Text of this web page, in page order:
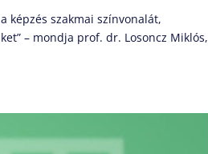
képzés szakmai színvonalát,
– mondja prof. dr. Losoncz Miklós,